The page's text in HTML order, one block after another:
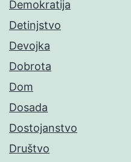
Demokratija
Detinjstvo
Devojka
Dobrota
Dom
Dosada
Dostojanstvo
Društvo